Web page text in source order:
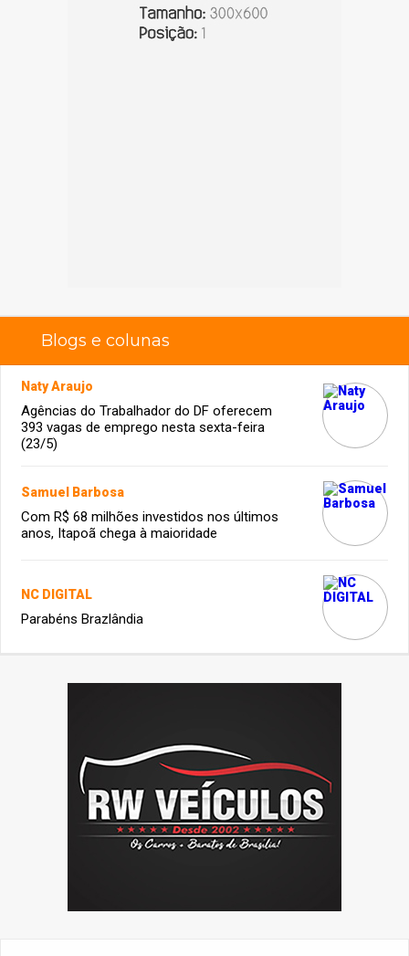
Blogs e colunas
Naty Araujo
Agências do Trabalhador do DF oferecem
393 vagas de emprego nesta sexta-feira
(23/5)
Samuel Barbosa
Com R$ 68 milhões investidos nos últimos
anos, Itapoã chega à maioridade
NC DIGITAL
Parabéns Brazlândia